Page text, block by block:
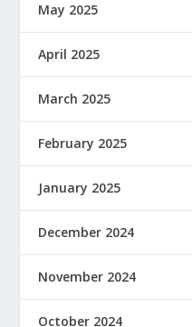
May 2025
April 2025
March 2025
February 2025
January 2025
December 2024
November 2024
October 2024